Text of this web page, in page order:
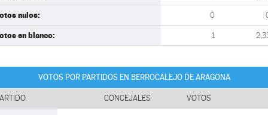
nulos: 0
en blanco: 1
VOTOS POR PARTIDOS EN BERROCALEJO DE ARAGONA
CONCEJALES VOTOS